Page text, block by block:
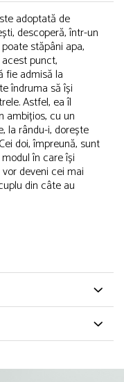
adoptată de
descoperă, într-un
stăpâni apa,
punct,
fie admisă la
îndruma să își
Astfel, ea îl
ambițios, cu un
la rându-i, dorește
doi, împreună, sunt
în care își
deveni cei mai
din câte au